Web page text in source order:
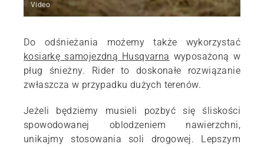
Video
Do odśnieżania możemy także wykorzystać
kosiarkę samojezdną Husqvarna wyposażoną w
pług śnieżny. Rider to doskonałe rozwiązanie
zwłaszcza w przypadku dużych terenów.
Jeżeli będziemy musieli pozbyć się śliskości
spowodowanej oblodzeniem nawierzchni,
unikajmy stosowania soli drogowej. Lepszym